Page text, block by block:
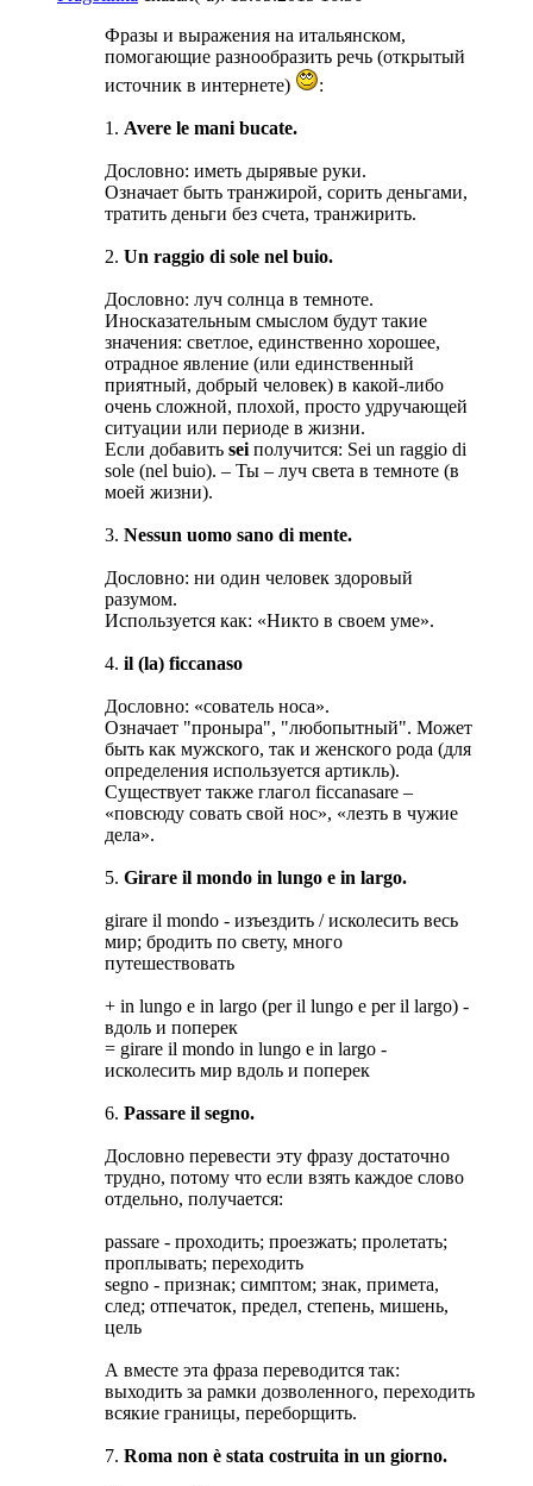
Фразы и выражения на итальянском,
помогающие разнообразить речь (открытый
источник в интернете)
:
1. Avere le mani bucate.
Дословно: иметь дырявые руки.
Означает быть транжирой, сорить деньгами,
тратить деньги без счета, транжирить.
2. Un raggio di sole nel buio.
Дословно: луч солнца в темноте.
Иносказательным смыслом будут такие
значения: светлое, единственно хорошее,
отрадное явление (или единственный
приятный, добрый человек) в какой-либо
очень сложной, плохой, просто удручающей
ситуации или периоде в жизни.
Если добавить sei получится: Sei un raggio di
sole (nel buio). – Ты – луч света в темноте (в
моей жизни).
3. Nessun uomo sano di mente.
Дословно: ни один человек здоровый
разумом.
Используется как: «Никто в своем уме».
4. il (la) ficcanaso
Дословно: «сователь носа».
Означает "проныра", "любопытный". Может
быть как мужского, так и женского рода (для
определения используется артикль).
Существует также глагол ficcanasare –
«повсюду совать свой нос», «лезть в чужие
дела».
5. Girare il mondo in lungo e in largo.
girare il mondo - изъездить / исколесить весь
мир; бродить по свету, много
путешествовать
+ in lungo e in largo (per il lungo e per il largo) -
вдоль и поперек
= girare il mondo in lungo e in largo -
исколесить мир вдоль и поперек
6. Passare il segno.
Дословно перевести эту фразу достаточно
трудно, потому что если взять каждое слово
отдельно, получается:
passare - проходить; проезжать; пролетать;
проплывать; переходить
segno - признак; симптом; знак, примета,
след; отпечаток, предел, степень, мишень,
цель
А вместе эта фраза переводится так:
выходить за рамки дозволенного, переходить
всякие границы, переборщить.
7. Roma non è stata costruita in un giorno.